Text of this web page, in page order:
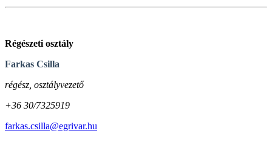
Régészeti osztály
Farkas Csilla
régész, osztályvezető
+36 30/7325919
farkas.csilla@egrivar.hu